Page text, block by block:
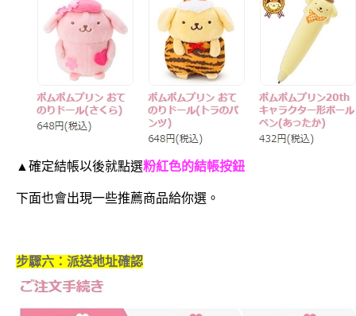
▲確定結帳以後就點選粉紅色的結帳按鈕
下面也會出現一些推薦商品給你選。
步驟六：派送地址確認